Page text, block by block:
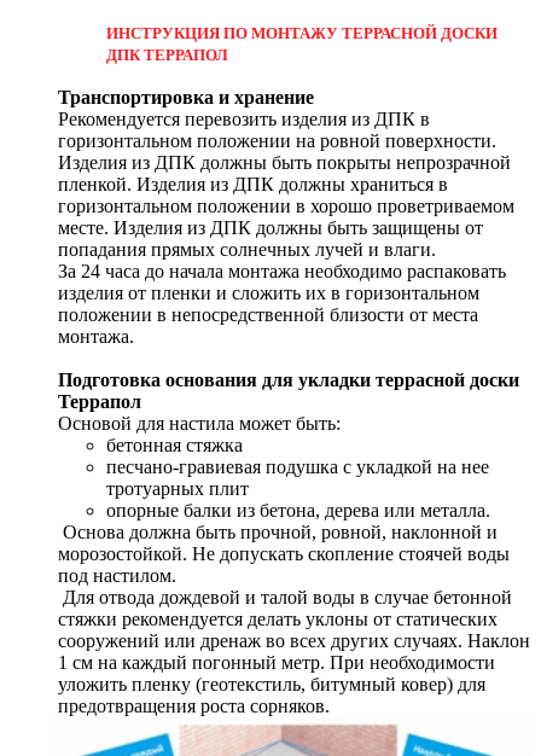
ИНСТРУКЦИЯ ПО МОНТАЖУ ТЕРРАСНОЙ ДОСКИ
ДПК ТЕРРАПОЛ
Транспортировка и хранение
Рекомендуется перевозить изделия из ДПК в
горизонтальном положении на ровной поверхности.
Изделия из ДПК должны быть покрыты непрозрачной
пленкой. Изделия из ДПК должны храниться в
горизонтальном положении в хорошо проветриваемом
месте. Изделия из ДПК должны быть защищены от
попадания прямых солнечных лучей и влаги.
За 24 часа до начала монтажа необходимо распаковать
изделия от пленки и сложить их в горизонтальном
положении в непосредственной близости от места
монтажа.
Подготовка основания для укладки террасной доски
Террапол
Основой для настила может быть:
бетонная стяжка
песчано-гравиевая подушка с укладкой на нее
тротуарных плит
опорные балки из бетона, дерева или металла.
Основа должна быть прочной, ровной, наклонной и
морозостойкой. Не допускать скопление стоячей воды
под настилом.
Для отвода дождевой и талой воды в случае бетонной
стяжки рекомендуется делать уклоны от статических
сооружений или дренаж во всех других случаях. Наклон
1 см на каждый погонный метр. При необходимости
уложить пленку (геотекстиль, битумный ковер) для
предотвращения роста сорняков.